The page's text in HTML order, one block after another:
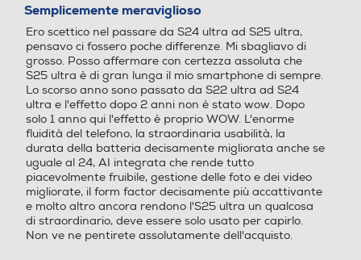
Entra nella nuova era degli
smartphone con il tuo compagno AI
capace di rispondere ad ogni tua
esigenza. Lasciati guidare dal
linguaggio naturale e gestisci le
attività di ogni giorno con il minimo
sforzo.
Porta USB Porta USB
Tipo USB
USB Type-C
Tipo USB
USB Type-C
Altre connessioni Altre connessioni
5
stelle.
Semplicemente meraviglioso
Ero scettico nel passare da S24 ultra ad S25 ultra,
pensavo ci fossero poche differenze. Mi sbagliavo di
grosso. Posso affermare con certezza assoluta che
S25 ultra è di gran lunga il mio smartphone di sempre.
Lo scorso anno sono passato da S22 ultra ad S24
ultra e l'effetto dopo 2 anni non è stato wow. Dopo
solo 1 anno qui l'effetto è proprio WOW. L'enorme
fluidità del telefono, la straordinaria usabilità, la
durata della batteria decisamente migliorata anche se
uguale al 24, AI integrata che rende tutto
piacevolmente fruibile, gestione delle foto e dei video
migliorate, il form factor decisamente più accattivante
e molto altro ancora rendono l'S25 ultra un qualcosa
di straordinario, deve essere solo usato per capirlo.
Non ve ne pentirete assolutamente dell'acquisto.